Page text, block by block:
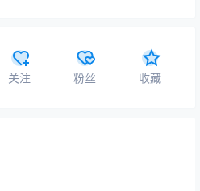
关注 粉丝 收藏